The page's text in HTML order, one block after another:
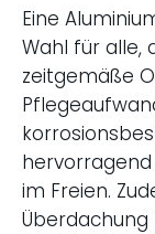
Eine
Wahl für alle,
zeitgemäße
im Freien.
Überdachung